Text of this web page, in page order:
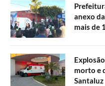
anexo
mais de
morto e
Santaluz